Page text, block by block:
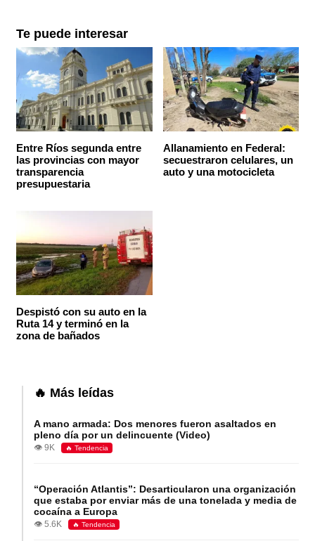
Te puede interesar
Entre Ríos segunda entre
las provincias con mayor
transparencia
presupuestaria
Allanamiento en Federal:
secuestraron celulares, un
auto y una motocicleta
Despistó con su auto en la
Ruta 14 y terminó en la
zona de bañados
🔥 Más leídas
A mano armada: Dos menores fueron asaltados en
pleno día por un delincuente (Video)
👁️ 9K 🔥 Tendencia
“Operación Atlantis”: Desarticularon una organización
que estaba por enviar más de una tonelada y media de
cocaína a Europa
👁️ 5.6K 🔥 Tendencia